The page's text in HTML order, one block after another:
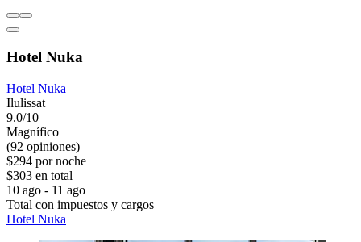
Hotel Nuka
Hotel Nuka
Ilulissat
9.0/10
Magnífico
(92 opiniones)
$294 por noche
$303 en total
10 ago - 11 ago
Total con impuestos y cargos
Hotel Nuka